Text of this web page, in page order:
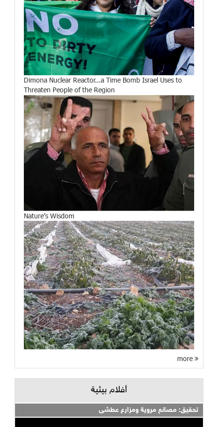
Dimona Nuclear Reactor...a Time Bomb Israel Uses to
Threaten People of the Region
Nature’s Wisdom
أفلام بيئية
تحقيق: مصانع مروية ومزارع عطشى